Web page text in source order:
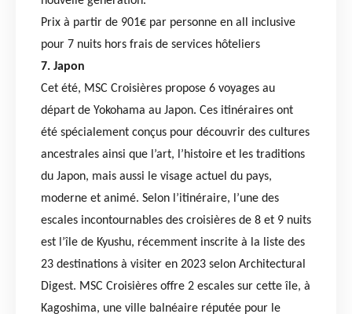
Prix à partir de 901€ par personne en all inclusive
pour 7 nuits hors frais de services hôteliers
7. Japon
Cet été, MSC Croisières propose 6 voyages au
départ de Yokohama au Japon. Ces itinéraires ont
été spécialement conçus pour découvrir des cultures
ancestrales ainsi que l’art, l’histoire et les traditions
du Japon, mais aussi le visage actuel du pays,
moderne et animé. Selon l’itinéraire, l’une des
escales incontournables des croisières de 8 et 9 nuits
est l’île de Kyushu, récemment inscrite à la liste des
23 destinations à visiter en 2023 selon Architectural
Digest. MSC Croisières offre 2 escales sur cette île, à
Kagoshima, une ville balnéaire réputée pour le